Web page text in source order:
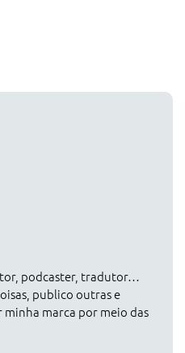
podcaster, tradutor…
publico outras e
marca por meio das